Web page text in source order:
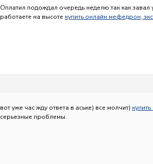
Оплатил подождал очередь неделю так как завал
работаете на высоте купить онлайн мефедрон,
вот уже час жду ответа в аське) все молчит)
серьезные проблемы.